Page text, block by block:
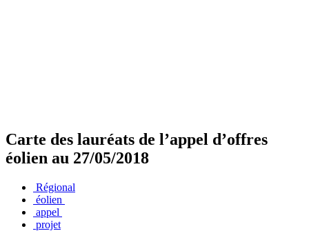
Carte des lauréats de l’appel d’offres
éolien au 27/05/2018
Régional
éolien
appel
projet